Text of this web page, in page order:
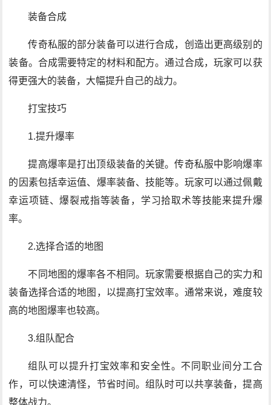
装备合成
传奇私服的部分装备可以进行合成，创造出更高级别的
装备。合成需要特定的材料和配方。通过合成，玩家可以获
得更强大的装备，大幅提升自己的战力。
打宝技巧
1.提升爆率
提高爆率是打出顶级装备的关键。传奇私服中影响爆率
的因素包括幸运值、爆率装备、技能等。玩家可以通过佩戴
幸运项链、爆裂戒指等装备，学习拾取术等技能来提升爆
率。
2.选择合适的地图
不同地图的爆率各不相同。玩家需要根据自己的实力和
装备选择合适的地图，以提高打宝效率。通常来说，难度较
高的地图爆率也较高。
3.组队配合
组队可以提升打宝效率和安全性。不同职业间分工合
作，可以快速清怪，节省时间。组队时可以共享装备，提高
整体战力。